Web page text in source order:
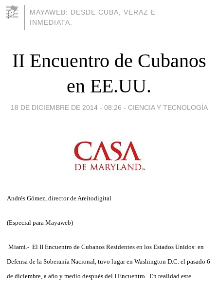
MAYAWEB: DESDE CUBA, VERAZ E
INMEDIATA.
II Encuentro de Cubanos
en EE.UU.
18 DE DICIEMBRE DE 2014 - 08:26 - CIENCIA Y TECNOLOGÍA
Andrés Gómez, director de Areítodigital
(Especial para Mayaweb)
Miami.- El II Encuentro de Cubanos Residentes en los Estados Unidos: en
Defensa de la Soberanía Nacional, tuvo lugar en Washington D.C. el pasado 6
de diciembre, a año y medio después del I Encuentro. En realidad este